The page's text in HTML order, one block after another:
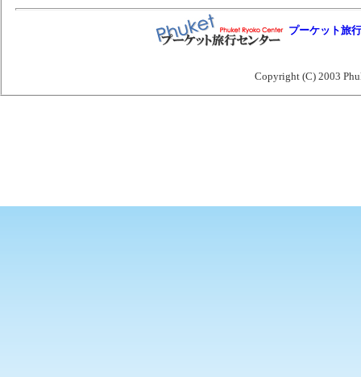
プーケット旅
Copyright (C) 2003